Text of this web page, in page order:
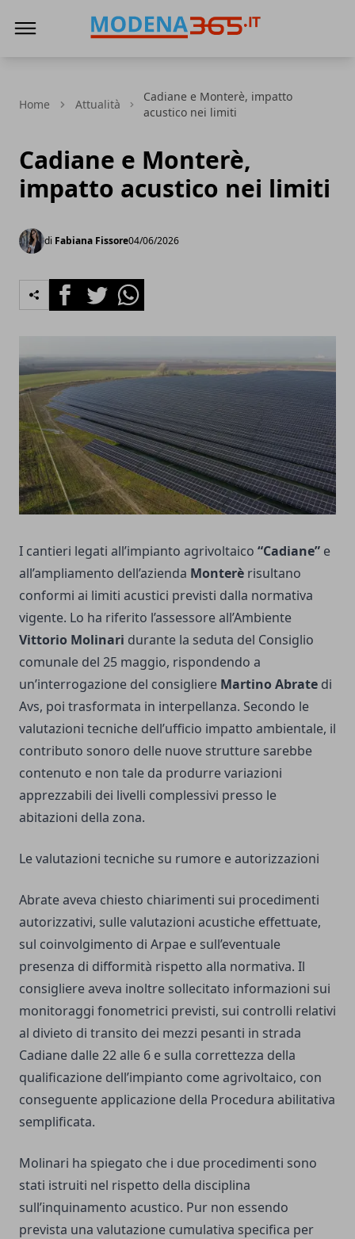
Home Attualità
Cadiane e Monterè, impatto
acustico nei limiti
Cadiane e Monterè,
impatto acustico nei limiti
di Fabiana Fissore04/06/2026
FacebookTwitterWhatsapp
I cantieri legati all’impianto agrivoltaico “Cadiane” e
all’ampliamento dell’azienda Monterè risultano
conformi ai limiti acustici previsti dalla normativa
vigente. Lo ha riferito l’assessore all’Ambiente
Vittorio Molinari durante la seduta del Consiglio
comunale del 25 maggio, rispondendo a
un’interrogazione del consigliere Martino Abrate di
Avs, poi trasformata in interpellanza. Secondo le
valutazioni tecniche dell’ufficio impatto ambientale, il
contributo sonoro delle nuove strutture sarebbe
contenuto e non tale da produrre variazioni
apprezzabili dei livelli complessivi presso le
abitazioni della zona.
Le valutazioni tecniche su rumore e autorizzazioni
Abrate aveva chiesto chiarimenti sui procedimenti
autorizzativi, sulle valutazioni acustiche effettuate,
sul coinvolgimento di Arpae e sull’eventuale
presenza di difformità rispetto alla normativa. Il
consigliere aveva inoltre sollecitato informazioni sui
monitoraggi fonometrici previsti, sui controlli relativi
al divieto di transito dei mezzi pesanti in strada
Cadiane dalle 22 alle 6 e sulla correttezza della
qualificazione dell’impianto come agrivoltaico, con
conseguente applicazione della Procedura abilitativa
semplificata.
Molinari ha spiegato che i due procedimenti sono
stati istruiti nel rispetto della disciplina
sull’inquinamento acustico. Pur non essendo
prevista una valutazione cumulativa specifica per